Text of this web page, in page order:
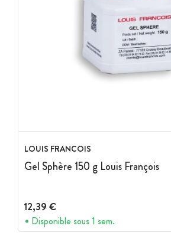
LOUIS FRANCOIS
Gel Sphère 150 g Louis François
12,39 €
Disponible sous 1 sem.